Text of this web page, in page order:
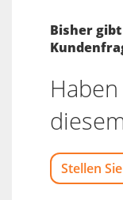
Bisher
Stellen